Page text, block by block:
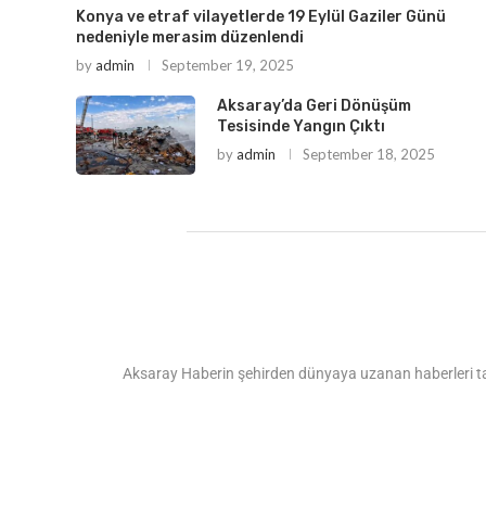
Konya ve etraf vilayetlerde 19 Eylül Gaziler Günü
nedeniyle merasim düzenlendi
byadmin September 19, 2025
Aksaray’da Geri Dönüşüm
Tesisinde Yangın Çıktı
byadmin September 18, 2025
Aksaray Haberin şehirden dünyaya uzanan haberleri